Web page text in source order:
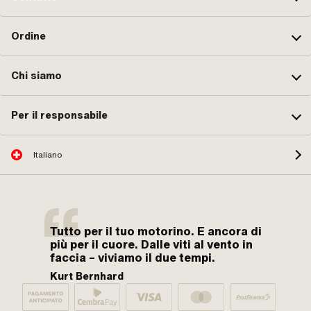
Ordine
Chi siamo
Per il responsabile
Italiano
Tutto per il tuo motorino. E ancora di
più per il cuore. Dalle viti al vento in
faccia – viviamo il due tempi.
Kurt Bernhard